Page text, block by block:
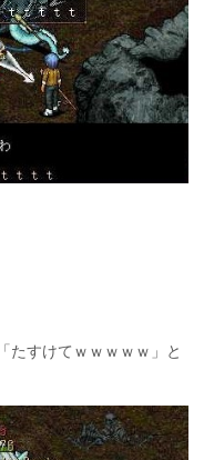
たすけてｗｗｗｗｗ」と